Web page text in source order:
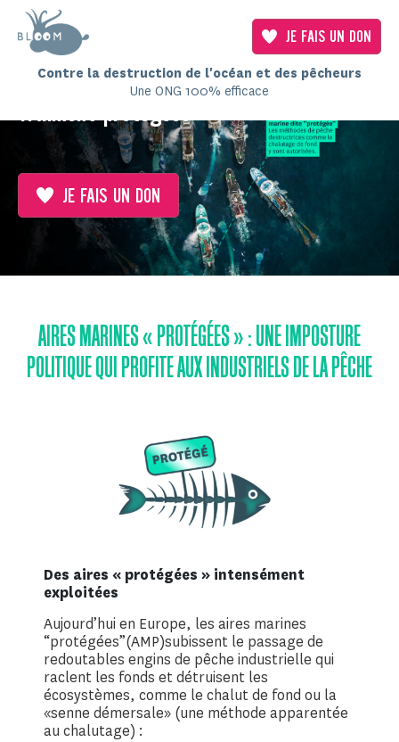
Contre la destruction de l'océan et des pêcheurs
Une ONG 100% efficace
JE FAIS UN DON
Obtenons
des aires marines
vraiment protégées
JE FAIS UN DON
AIRES MARINES « PROTÉGÉES » : UNE IMPOSTURE
POLITIQUE QUI PROFITE AUX INDUSTRIELS DE LA PÊCHE
Des aires « protégées » intensément
exploitées
Aujourd’hui en Europe, les aires marines
“protégées”(AMP)subissent le passage de
redoutables engins de pêche industrielle qui
raclent les fonds et détruisent les
écosystèmes, comme le chalut de fond ou la
«senne démersale» (une méthode apparentée
au chalutage) :